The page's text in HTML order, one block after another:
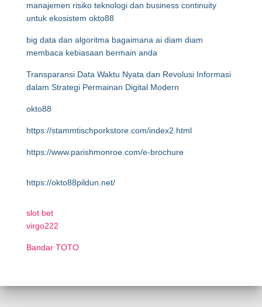
manajemen risiko teknologi dan business continuity
untuk ekosistem okto88
big data dan algoritma bagaimana ai diam diam
membaca kebiasaan bermain anda
Transparansi Data Waktu Nyata dan Revolusi Informasi
dalam Strategi Permainan Digital Modern
okto88
https://stammtischporkstore.com/index2.html
https://www.parishmonroe.com/e-brochure
https://okto88pildun.net/
slot bet
virgo222
Bandar TOTO